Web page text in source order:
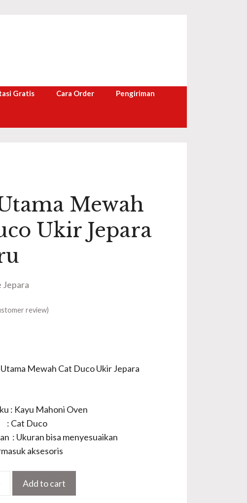
Gratis Cara Order
Pengiriman
Mewah
Ukir Jepara
review)
Mewah Cat Duco Ukir Jepara
: Kayu Mahoni Oven
: Cat Duco
: Ukuran bisa menyesuaikan
aksesoris
Add to cart